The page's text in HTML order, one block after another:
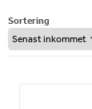
Sortering